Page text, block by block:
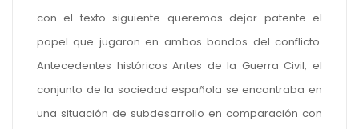
con el texto siguiente queremos dejar patente el
papel que jugaron en ambos bandos del conflicto.
Antecedentes históricos Antes de la Guerra Civil, el
conjunto de la sociedad española se encontraba en
una situación de subdesarrollo en comparación con